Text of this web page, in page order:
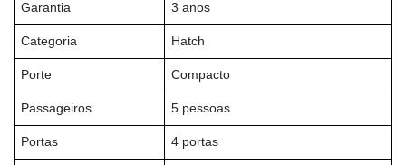
Garantia 3 anos
Categoria Hatch
Porte Compacto
Passageiros 5 pessoas
Portas 4 portas